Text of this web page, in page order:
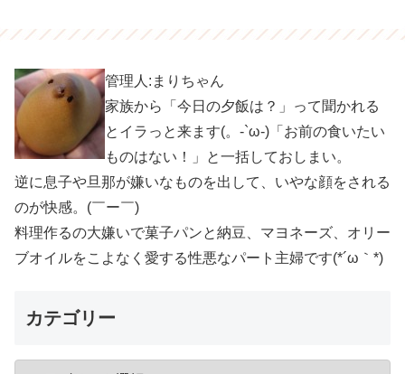
管理人:まりちゃん
家族から「今日の夕飯は？」って聞かれる
とイラっと来ます(。-`ω-)「お前の食いたい
ものはない！」と一括しておしまい。
逆に息子や旦那が嫌いなものを出して、いやな顔をされる
のが快感。(￣ー￣)
料理作るの大嫌いで菓子パンと納豆、マヨネーズ、オリー
ブオイルをこよなく愛する性悪なパート主婦です(*´ω｀*)
カテゴリー